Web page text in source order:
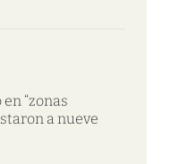
“zonas
a nueve